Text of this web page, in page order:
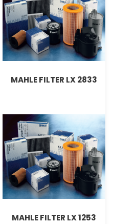
MAHLE FILTER LX 2833
MAHLE FILTER LX 1253